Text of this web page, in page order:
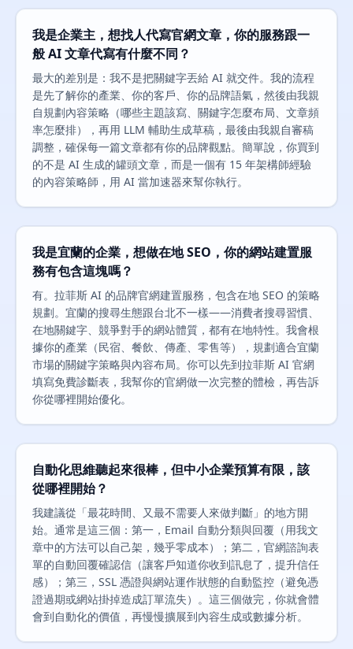
我是企業主，想找人代寫官網文章，你的服務跟一
般 AI 文章代寫有什麼不同？
最大的差別是：我不是把關鍵字丟給 AI 就交件。我的流程
是先了解你的產業、你的客戶、你的品牌語氣，然後由我親
自規劃內容策略（哪些主題該寫、關鍵字怎麼布局、文章頻
率怎麼排），再用 LLM 輔助生成草稿，最後由我親自審稿
調整，確保每一篇文章都有你的品牌觀點。簡單說，你買到
的不是 AI 生成的罐頭文章，而是一個有 15 年架構師經驗
的內容策略師，用 AI 當加速器來幫你執行。
我是宜蘭的企業，想做在地 SEO，你的網站建置服
務有包含這塊嗎？
有。拉菲斯 AI 的品牌官網建置服務，包含在地 SEO 的策略
規劃。宜蘭的搜尋生態跟台北不一樣——消費者搜尋習慣、
在地關鍵字、競爭對手的網站體質，都有在地特性。我會根
據你的產業（民宿、餐飲、傳產、零售等），規劃適合宜蘭
市場的關鍵字策略與內容布局。你可以先到拉菲斯 AI 官網
填寫免費診斷表，我幫你的官網做一次完整的體檢，再告訴
你從哪裡開始優化。
自動化思維聽起來很棒，但中小企業預算有限，該
從哪裡開始？
我建議從「最花時間、又最不需要人來做判斷」的地方開
始。通常是這三個：第一，Email 自動分類與回覆（用我文
章中的方法可以自己架，幾乎零成本）；第二，官網諮詢表
單的自動回覆確認信（讓客戶知道你收到訊息了，提升信任
感）；第三，SSL 憑證與網站運作狀態的自動監控（避免憑
證過期或網站掛掉造成訂單流失）。這三個做完，你就會體
會到自動化的價值，再慢慢擴展到內容生成或數據分析。